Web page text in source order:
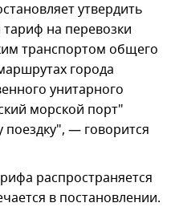
утвердить
на перевозки
транспортом общего
города
унитарного
морской порт"
поездку", — говорится
распространяется
в постановлении.